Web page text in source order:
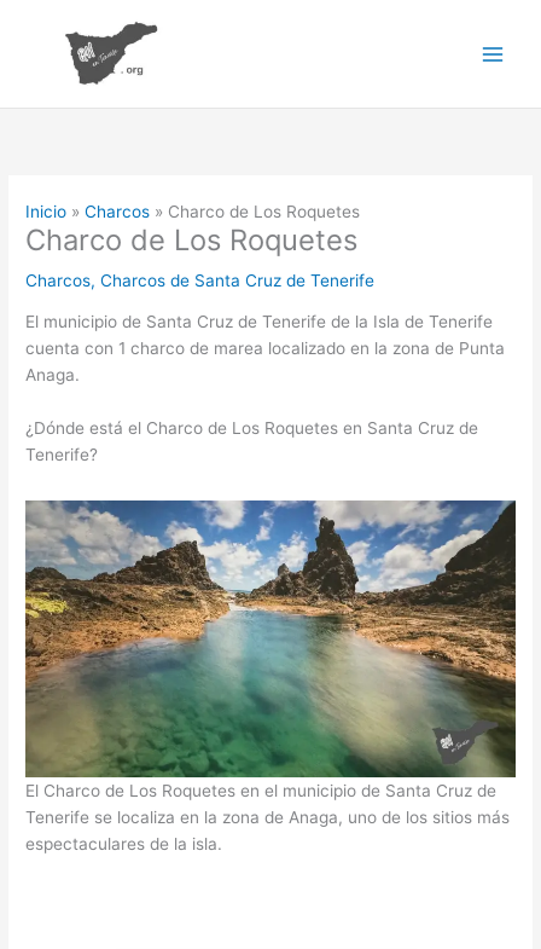
contenido
Inicio Charcos Charco de Los Roquetes
Charco de Los Roquetes
Charcos,Charcos de Santa Cruz de Tenerife
El municipio de Santa Cruz de Tenerife de la Isla de Tenerife
cuenta con 1 charco de marea localizado en la zona de Punta
Anaga.
¿Dónde está el Charco de Los Roquetes en Santa Cruz de
Tenerife?
El Charco de Los Roquetes en el municipio de Santa Cruz de
Tenerife se localiza en la zona de Anaga, uno de los sitios más
espectaculares de la isla.